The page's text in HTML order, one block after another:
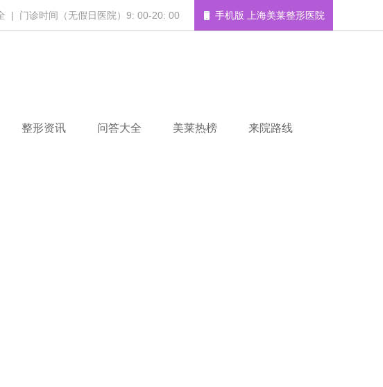
手机版 上海美莱整形医院
| 门诊时间（无假日医院）9: 00-20: 00
整形资讯 问答大全 美莱热榜 来院路线